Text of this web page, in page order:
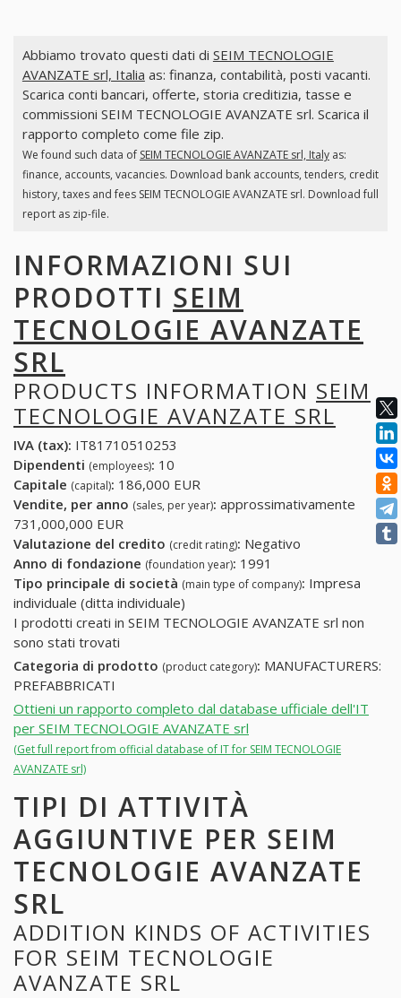
Abbiamo trovato questi dati di SEIM TECNOLOGIE
AVANZATE srl, Italia as: finanza, contabilità, posti vacanti.
Scarica conti bancari, offerte, storia creditizia, tasse e
commissioni SEIM TECNOLOGIE AVANZATE srl. Scarica il
rapporto completo come file zip.
We found such data of SEIM TECNOLOGIE AVANZATE srl, Italyas:
finance, accounts, vacancies. Download bank accounts, tenders, credit
history, taxes and fees SEIM TECNOLOGIE AVANZATE srl. Download full
report as zip-file.
INFORMAZIONI SUI
PRODOTTI SEIM
TECNOLOGIE AVANZATE
SRL
PRODUCTS INFORMATION SEIM
TECNOLOGIE AVANZATE SRL
IVA (tax): IT81710510253
Dipendenti (employees): 10
Capitale (capital): 186,000 EUR
Vendite, per anno (sales, per year): approssimativamente
731,000,000 EUR
Valutazione del credito (credit rating): Negativo
Anno di fondazione (foundation year): 1991
Tipo principale di società (main type of company): Impresa
individuale (ditta individuale)
I prodotti creati in SEIM TECNOLOGIE AVANZATE srl non
sono stati trovati
Categoria di prodotto (product category): MANUFACTURERS:
PREFABBRICATI
Ottieni un rapporto completo dal database ufficiale dell'IT
per SEIM TECNOLOGIE AVANZATE srl
(Get full report from official database of IT for SEIM TECNOLOGIE
AVANZATE srl)
TIPI DI ATTIVITÀ
AGGIUNTIVE PER SEIM
TECNOLOGIE AVANZATE
SRL
ADDITION KINDS OF ACTIVITIES
FOR SEIM TECNOLOGIE
AVANZATE SRL